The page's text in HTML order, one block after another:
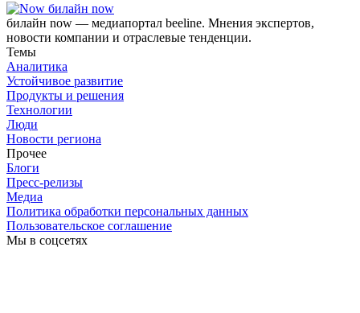
билайн now
билайн now — медиапортал beeline. Мнения экспертов,
новости компании и отраслевые тенденции.
Темы
Аналитика
Устойчивое развитие
Продукты и решения
Технологии
Люди
Новости региона
Прочее
Блоги
Пресс-релизы
Медиа
Политика обработки персональных данных
Пользовательское соглашение
Мы в соцсетях